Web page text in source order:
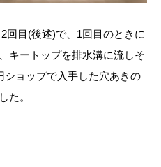
回目(後述)で、1回目のときに
キートップを排水溝に流しそ
ショップで入手した穴あきの
た。